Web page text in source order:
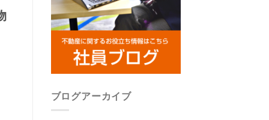
ブログアーカイブ